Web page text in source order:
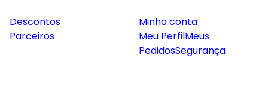
Descontos
Parceiros
Minha conta
Meu PerfilMeus
PedidosSegurança